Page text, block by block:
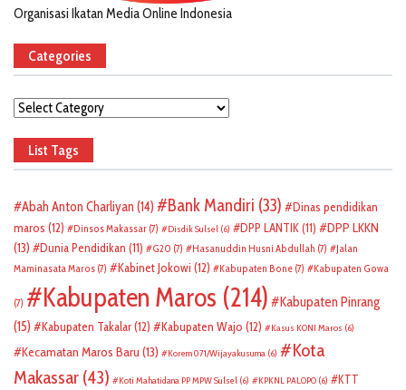
Organisasi Ikatan Media Online Indonesia
Categories
Categories
List Tags
Abah Anton Charliyan (14) Bank Mandiri (33)
Dinas pendidikan
maros (12) Dinsos Makassar (7) Disdik Sulsel (6) DPP LANTIK(11)
DPP LKKN
(13)
Dunia Pendidikan (11) G20 (7) Hasanuddin Husni Abdullah (7)
Jalan
Maminasata Maros (7) Kabinet Jokowi (12) Kabupaten Bone (7) Kabupaten Gowa
(7) Kabupaten Maros (214)
Kabupaten Pinrang
(15)
Kabupaten Takalar(12) Kabupaten Wajo (12) Kasus KONI Maros (6)
Kecamatan Maros Baru (13) Korem 071/Wijayakusuma (6)
Kota
Makassar (43) Koti Mahatidana PP MPW Sulsel (6) KPKNL PALOPO (6)
KTT